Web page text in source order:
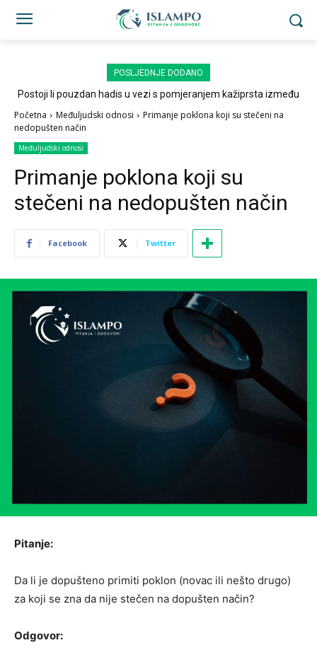
POSLJEDNJE DODANO
Postoji li pouzdan hadis u vezi s pomjeranjem kažiprsta između
Početna Međuljudski odnosi
Primanje poklona koji su stečeni na
nedopušten način
Međuljudski odnosi
Primanje poklona koji su
stečeni na nedopušten način
Facebook Twitter
Pitanje:
Da li je dopušteno primiti poklon (novac ili nešto drugo)
za koji se zna da nije stečen na dopušten način?
Odgovor: